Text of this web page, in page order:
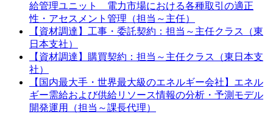
給管理ユニット 電力市場における各種取引の適正
性・アセスメント管理（担当～主任）
【資材調達】工事・委託契約：担当～主任クラス（東
日本支社）
【資材調達】購買契約：担当～主任クラス（東日本支
社）
【国内最大手・世界最大級のエネルギー会社】エネル
ギー需給および供給リソース情報の分析・予測モデル
開発運用（担当～課長代理）